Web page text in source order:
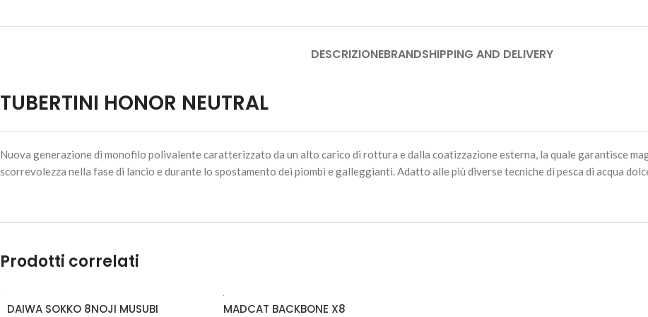
DESCRIZIONEBRANDSHIPPING AND DELIVERY
TUBERTINI HONOR NEUTRAL
Nuova generazione di monofilo polivalente caratterizzato da un alto carico di rottura e dalla coatizzazione esterna, la quale garantisce
scorrevolezza nella fase di lancio e durante lo spostamento dei piombi e galleggianti. Adatto alle più diverse tecniche di pesca di acqua
Prodotti correlati
DAIWA SOKKO 8NOJI MUSUBI MADCAT BACKBONE X8